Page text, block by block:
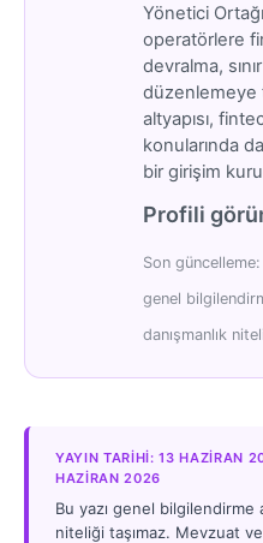
Yönetici
operatörlere
devralma,
düzenlemeye
altyapısı,
konularında
bir girişim
Profili
Son
genel
danışmanlık
YAYIN TARIHI: 13 HAZIRAN
HAZIRAN 2026
Bu yazı genel bilgilendirme
niteliği taşımaz. Mevzuat ve